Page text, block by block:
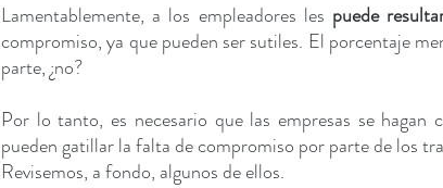
Lamentablemente, a los empleadores les puede
compromiso, ya que pueden ser sutiles. El porcentaje
parte, ¿no?
Por lo tanto, es necesario que las empresas se hagan
pueden gatillar la falta de compromiso por parte de los
Revisemos, a fondo, algunos de ellos.